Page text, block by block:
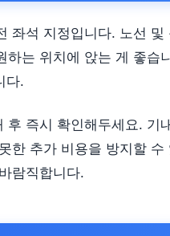
좌석 지정입니다. 노선 및
는 위치에 앉는 게 좋습
다.
즉시 확인해두세요. 기
한 추가 비용을 방지할 수
람직합니다.